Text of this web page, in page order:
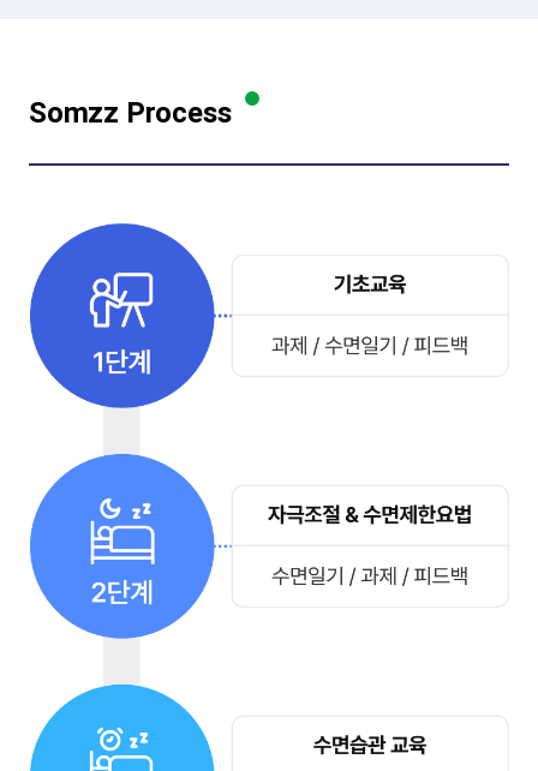
Somzz Process